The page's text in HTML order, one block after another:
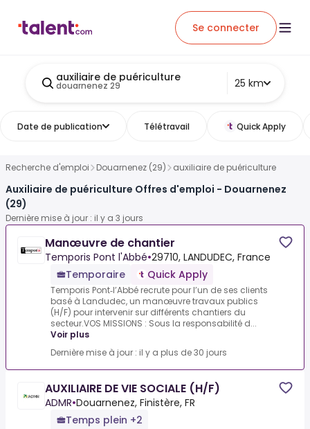
Se connecter
auxiliaire de puériculture
douarnenez 29 25 km
Date de publication Télétravail Quick Apply
Recherche d'emploi Douarnenez (29) auxiliaire de puériculture
Auxiliaire de puériculture Offres d'emploi - Douarnenez
(29)
Dernière mise à jour : il y a 3 jours
Manœuvre de chantier
Temporis Pont l'Abbé•29710, LANDUDEC, France
Temporaire
Quick Apply
Temporis Pont‑l’Abbé recrute pour l’un de ses clients
basé à Landudec, un manœuvre travaux publics
(H/F) pour intervenir sur différents chantiers du
secteur.VOS MISSIONS : Sous la responsabilité d...
Voir plus
Dernière mise à jour : il y a plus de 30 jours
AUXILIAIRE DE VIE SOCIALE (H/F)
ADMR•Douarnenez, Finistère, FR
Temps plein +2